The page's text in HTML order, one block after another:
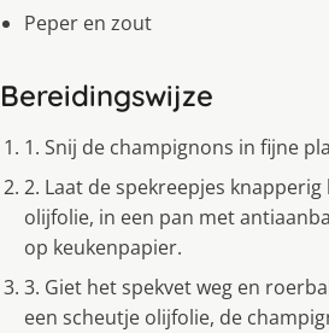
Peper en zout
Bereidingswijze
1. Snij de champignons in fijne
2. Laat de spekreepjes
olijfolie, in een pan met
op keukenpapier.
3. Giet het spekvet weg en
een scheutje olijfolie, de